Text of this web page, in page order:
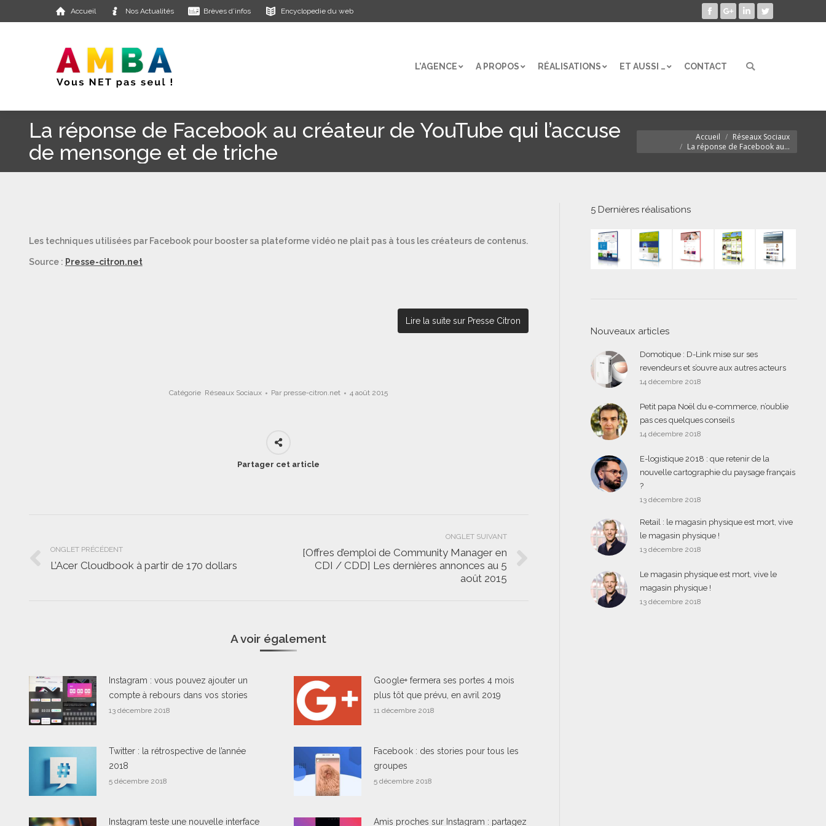
Accueil Nos Actualités Brèves d’infos Encyclopedie du web
Facebook
Google+LinkedInTwitter
L’AGENCE A PROPOS RÉALISATIONS ET AUSSI … CONTACT Search:
La réponse de Facebook au créateur de YouTube qui l’accuse
de mensonge et de triche
Accueil
Réseaux Sociaux
La réponse de Facebook au…
Les techniques utilisées par Facebook pour booster sa plateforme vidéo ne plait pas à tous les créateurs de contenus.
Source : Presse-citron.net
Lire la suite sur Presse Citron
Catégorie Réseaux Sociaux Par presse-citron.net 4 août 2015
Partager cet article
de
commentaire
ONGLET PRÉCÉDENT
Onglet
L’Acer Cloudbook à partir de 170 dollars
ONGLET SUIVANT
Onglet
[Offres d’emploi de Community Manager en
CDI / CDD] Les dernières annonces au 5
août 2015
A voir également
Instagram : vous pouvez ajouter un
compte à rebours dans vos stories
13 décembre 2018
Google+ fermera ses portes 4 mois
plus tôt que prévu, en avril 2019
11 décembre 2018
Twitter : la rétrospective de l’année
2018
5 décembre 2018
Facebook : des stories pour tous les
groupes
5 décembre 2018
Instagram teste une nouvelle interface Amis proches sur Instagram : partagez
5 Dernières réalisations
Nouveaux articles
Domotique : D-Link mise sur ses
revendeurs et s’ouvre aux autres acteurs
14 décembre 2018
Petit papa Noël du e-commerce, n’oublie
pas ces quelques conseils
14 décembre 2018
E-logistique 2018 : que retenir de la
nouvelle cartographie du paysage français
?
13 décembre 2018
Retail : le magasin physique est mort, vive
le magasin physique !
13 décembre 2018
Le magasin physique est mort, vive le
magasin physique !
13 décembre 2018